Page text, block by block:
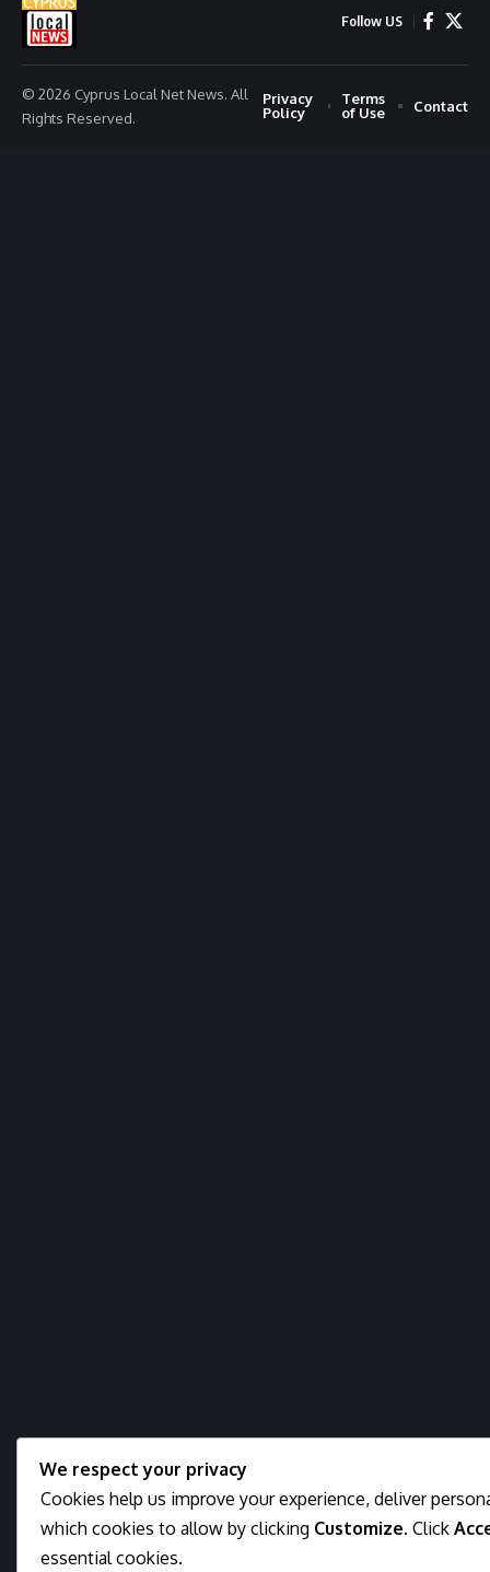
Follow US
© 2026 Cyprus Local Net News. All
Rights Reserved.
Privacy
Policy
Terms
of Use
Contact
We respect your privacy
Cookies help us improve your experience, deliver
which cookies to allow by clicking Customize. Click
essential cookies.